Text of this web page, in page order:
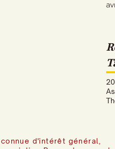
d'intérêt général,